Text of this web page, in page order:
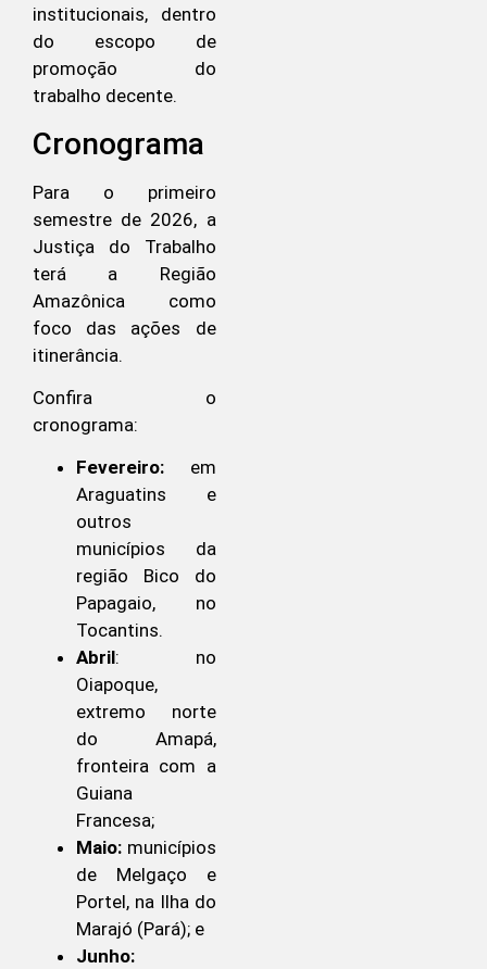
institucionais, dentro
do escopo de
promoção do
trabalho decente.
Cronograma
Para o primeiro
semestre de 2026, a
Justiça do Trabalho
terá a Região
Amazônica como
foco das ações de
itinerância.
Confira o
cronograma:
Fevereiro: em
Araguatins e
outros
municípios da
região Bico do
Papagaio, no
Tocantins.
Abril: no
Oiapoque,
extremo norte
do Amapá,
fronteira com a
Guiana
Francesa;
Maio: municípios
de Melgaço e
Portel, na Ilha do
Marajó (Pará); e
Junho: